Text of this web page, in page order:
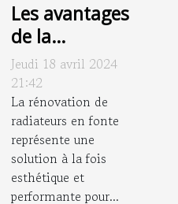
Les avantages
de la
rénovation de
radiateurs en
fonte pour
l'efficacité
énergétique et
le charme
esthétique
Jeudi 18 avril 2024
21:42
La rénovation de
radiateurs en fonte
représente une
solution à la fois
esthétique et
performante pour...